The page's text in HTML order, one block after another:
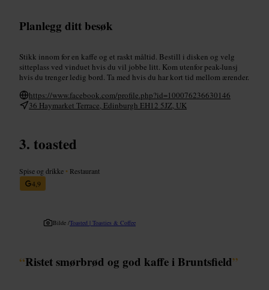
Planlegg ditt besøk
Stikk innom for en kaffe og et raskt måltid. Bestill i disken og velg
sitteplass ved vinduet hvis du vil jobbe litt. Kom utenfor peak-lunsj
hvis du trenger ledig bord. Ta med hvis du har kort tid mellom ærender.
https://www.facebook.com/profile.php?id=100076236630146
36 Haymarket Terrace, Edinburgh EH12 5JZ, UK
toasted
Spise og drikke • Restaurant
4,9
Bilde /Toasted | Toasties & Coffee
“Ristet smørbrød og god kaffe i Bruntsfield”